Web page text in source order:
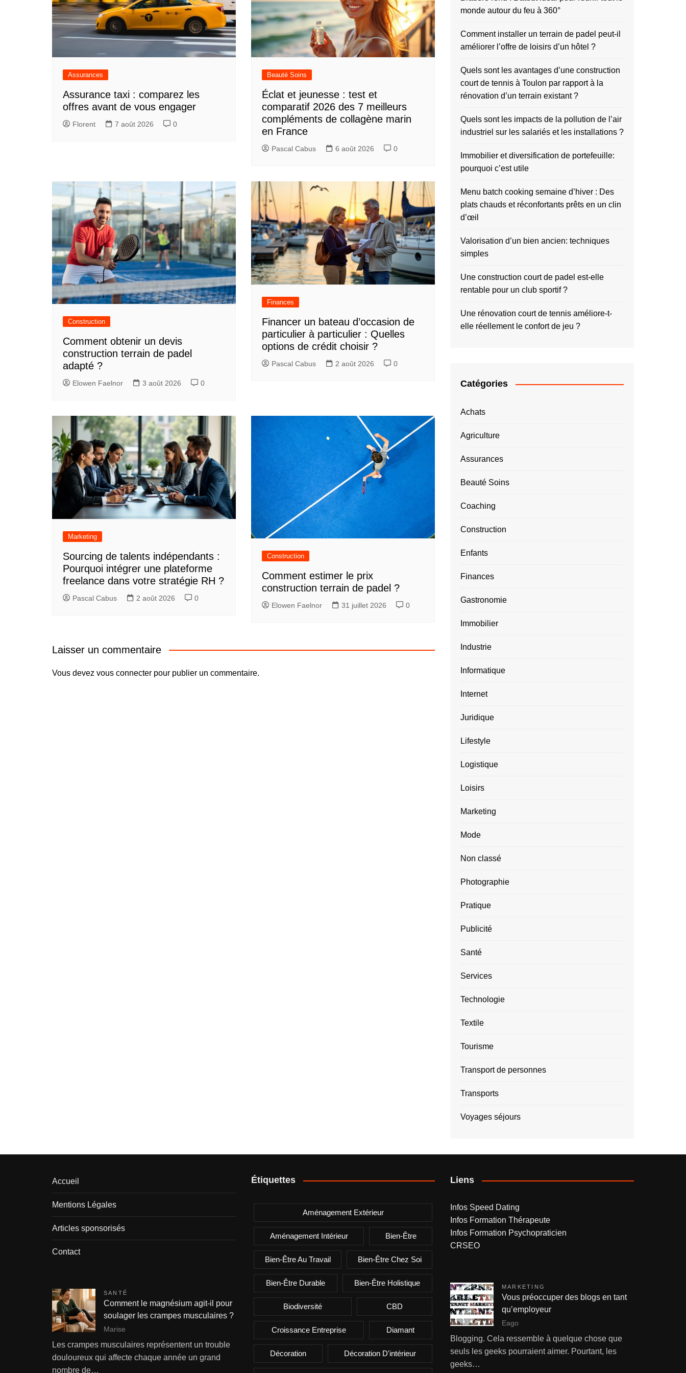
Assurances
Assurance taxi : comparez les
offres avant de vous engager
Florent 7 août 2026 0
Beauté Soins
Éclat et jeunesse : test et
comparatif 2026 des 7 meilleurs
compléments de collagène marin
en France
Pascal Cabus 6 août 2026 0
Construction
Comment obtenir un devis
construction terrain de padel
adapté ?
Elowen Faelnor 3 août 2026 0
Finances
Financer un bateau d’occasion de
particulier à particulier : Quelles
options de crédit choisir ?
Pascal Cabus 2 août 2026 0
Marketing
Sourcing de talents indépendants :
Pourquoi intégrer une plateforme
freelance dans votre stratégie RH ?
Pascal Cabus 2 août 2026 0
Construction
Comment estimer le prix
construction terrain de padel ?
Elowen Faelnor 31 juillet 2026 0
Laisser un commentaire
Vous devez vous connecter pour publier un commentaire.
monde autour du feu à 360°
Comment installer un terrain de padel peut-il
améliorer l’offre de loisirs d’un hôtel ?
Quels sont les avantages d’une construction
court de tennis à Toulon par rapport à la
rénovation d’un terrain existant ?
Quels sont les impacts de la pollution de l’air
industriel sur les salariés et les installations ?
Immobilier et diversification de portefeuille:
pourquoi c’est utile
Menu batch cooking semaine d’hiver : Des
plats chauds et réconfortants prêts en un clin
d’œil
Valorisation d’un bien ancien: techniques
simples
Une construction court de padel est-elle
rentable pour un club sportif ?
Une rénovation court de tennis améliore-t-
elle réellement le confort de jeu ?
Catégories
Achats
Agriculture
Assurances
Beauté Soins
Coaching
Construction
Enfants
Finances
Gastronomie
Immobilier
Industrie
Informatique
Internet
Juridique
Lifestyle
Logistique
Loisirs
Marketing
Mode
Non classé
Photographie
Pratique
Publicité
Santé
Services
Technologie
Textile
Tourisme
Transport de personnes
Transports
Voyages séjours
Accueil
Mentions Légales
Articles sponsorisés
Contact
SANTÉ
Comment le magnésium agit-il pour
soulager les crampes musculaires ?
Marise
Les crampes musculaires représentent un trouble
douloureux qui affecte chaque année un grand
nombre de…
Étiquettes
Aménagement Extérieur
Aménagement Intérieur Bien-Être
Bien-Être Au Travail Bien-Être Chez Soi
Bien-Être Durable Bien-Être Holistique
Biodiversité CBD
Croissance Entreprise Diamant
Décoration Décoration D'intérieur
Liens
Infos Speed Dating
Infos Formation Thérapeute
Infos Formation Psychopraticien
CRSEO
MARKETING
Vous préoccuper des blogs en tant
qu’employeur
Eago
Blogging. Cela ressemble à quelque chose que
seuls les geeks pourraient aimer. Pourtant, les
geeks…